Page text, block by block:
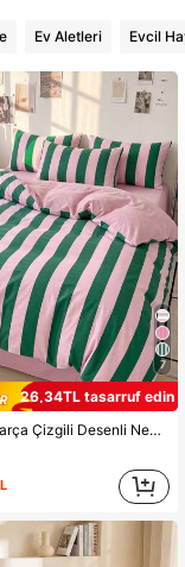
Ev Aletleri Evcil
7
26,34TL tasarruf edin
Takımı, Rahat ve Nefes Alabilen, Hafif, Tüylenme Karşıtı/Makinede Yıkanabilir, Oda Dekoru, Yatak Odası Dekoru, Yurt Yatak Takımı, Tüm Mevsim ve Yaz, Twin/Full/Queen/King Yataklara Uygun, Okula Dönüş